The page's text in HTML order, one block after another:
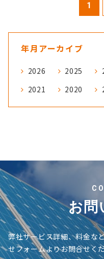
1
年月アーカイブ
2026 2025
2021
2020
お問
弊社サービス詳細、料金な
せフォームよりお問合せく